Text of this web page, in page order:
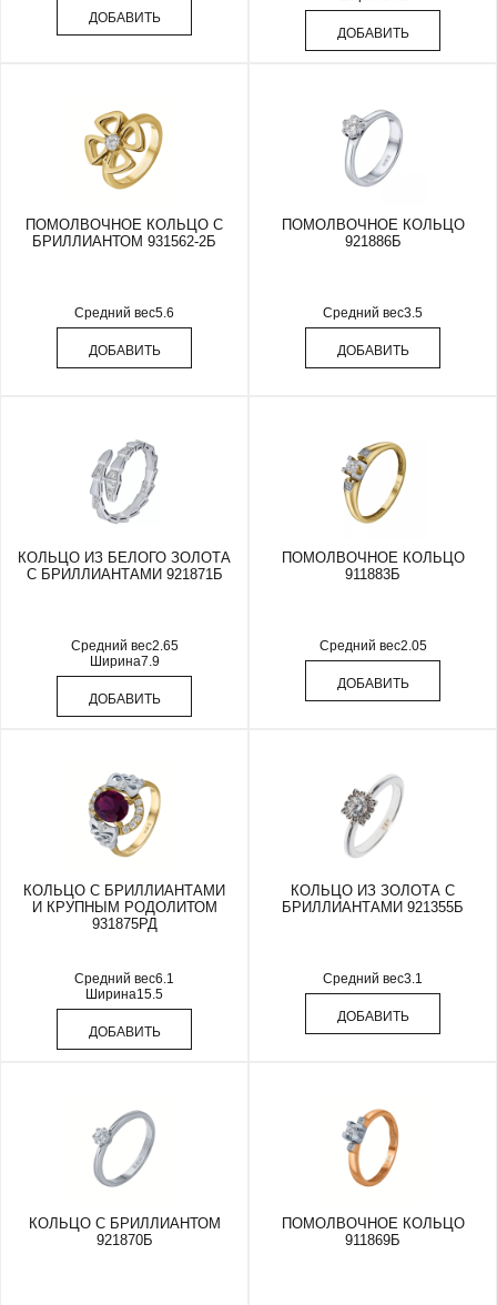
ДОБАВИТЬ
ДОБАВИТЬ
ПОМОЛВОЧНОЕ КОЛЬЦО С
БРИЛЛИАНТОМ 931562-2Б
Средний вес5.6
ДОБАВИТЬ
ПОМОЛВОЧНОЕ КОЛЬЦО
921886Б
Средний вес3.5
ДОБАВИТЬ
КОЛЬЦО ИЗ БЕЛОГО ЗОЛОТА
С БРИЛЛИАНТАМИ 921871Б
Средний вес2.65
Ширина7.9
ДОБАВИТЬ
ПОМОЛВОЧНОЕ КОЛЬЦО
911883Б
Средний вес2.05
ДОБАВИТЬ
КОЛЬЦО С БРИЛЛИАНТАМИ
И КРУПНЫМ РОДОЛИТОМ
931875РД
Средний вес6.1
Ширина15.5
ДОБАВИТЬ
КОЛЬЦО ИЗ ЗОЛОТА С
БРИЛЛИАНТАМИ 921355Б
Средний вес3.1
ДОБАВИТЬ
КОЛЬЦО С БРИЛЛИАНТОМ
921870Б
ПОМОЛВОЧНОЕ КОЛЬЦО
911869Б